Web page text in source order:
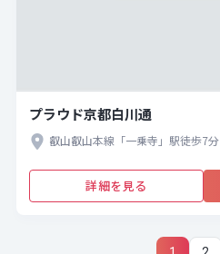
プラウド京都白川通
叡山叡山本線「一乗寺」駅徒歩7分
詳細を見る